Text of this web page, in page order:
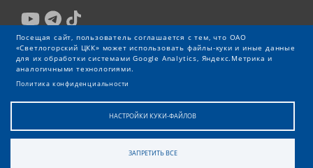
Посещая сайт, пользователь соглашается с тем, что ОАО
«Светлогорский ЦКК» может использовать файлы-куки и иные данные
для их обработки системами Google Analytics, Яндекс.Метрика и
аналогичными технологиями.
Политика конфиденциальности
НАСТРОЙКИ КУКИ-ФАЙЛОВ
ЗАПРЕТИТЬ ВСЕ